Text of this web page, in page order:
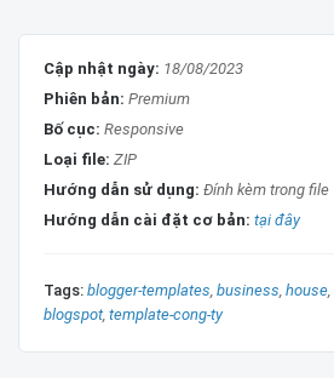
Layout dễ chỉnh sửa
Thân thiện mọi thiết bị
Chuẩn SEO ONPAGE
Ưu đãi khi mua template
Hỗ trợ cài đặt và hướng dẫn
teamviewer
Cập nhật ngày: 18/08/2023
Phiên bản: Premium
Bố cục: Responsive
Loại file: ZIP
Hướng dẫn sử dụng: Đính kèm trong file
Hướng dẫn cài đặt cơ bản: tại đây
Tags: blogger-templates business house
blogspot template-cong-ty